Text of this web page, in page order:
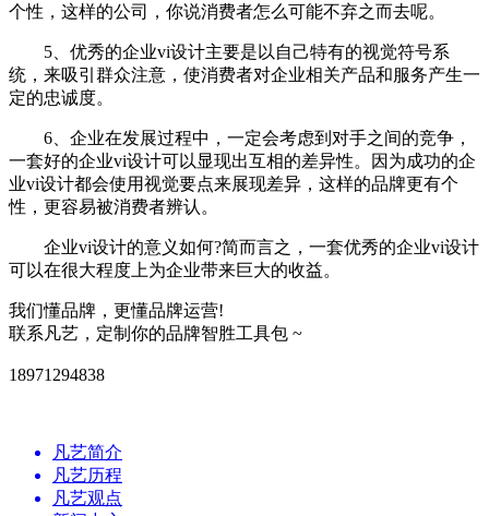
个性，这样的公司，你说消费者怎么可能不弃之而去呢。
5、优秀的企业vi设计主要是以自己特有的视觉符号系
统，来吸引群众注意，使消费者对企业相关产品和服务产生一
定的忠诚度。
6、企业在发展过程中，一定会考虑到对手之间的竞争，
一套好的企业vi设计可以显现出互相的差异性。因为成功的企
业vi设计都会使用视觉要点来展现差异，这样的品牌更有个
性，更容易被消费者辨认。
企业vi设计的意义如何?简而言之，一套优秀的企业vi设计
可以在很大程度上为企业带来巨大的收益。
我们懂品牌，更懂品牌运营!
联系凡艺，定制你的品牌智胜工具包 ~
18971294838
凡艺简介
凡艺历程
凡艺观点